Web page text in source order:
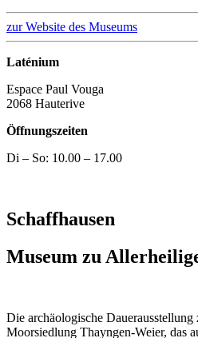
zur Website des Museums
Laténium
Espace Paul Vouga
2068 Hauterive
Öffnungszeiten
Di – So: 10.00 – 17.00
Schaffhausen
Museum zu
Die archäologische
Moorsiedlung Thayngen-Weier, das